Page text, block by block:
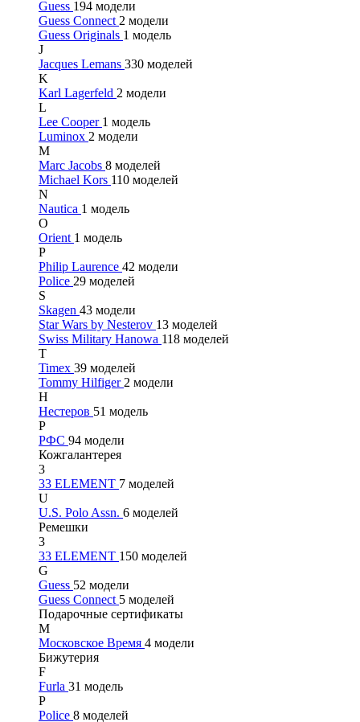
Guess 194 модели
Guess Connect 2 модели
Guess Originals 1 модель
J
Jacques Lemans 330 моделей
K
Karl Lagerfeld 2 модели
L
Lee Cooper 1 модель
Luminox 2 модели
M
Marc Jacobs 8 моделей
Michael Kors 110 моделей
N
Nautica 1 модель
O
Orient 1 модель
P
Philip Laurence 42 модели
Police 29 моделей
S
Skagen 43 модели
Star Wars by Nesterov 13 моделей
Swiss Military Hanowa 118 моделей
T
Timex 39 моделей
Tommy Hilfiger 2 модели
Н
Нестеров 51 модель
Р
РФС 94 модели
Кожгалантерея
3
33 ELEMENT 7 моделей
U
U.S. Polo Assn. 6 моделей
Ремешки
3
33 ELEMENT 150 моделей
G
Guess 52 модели
Guess Connect 5 моделей
Подарочные сертификаты
М
Московское Время 4 модели
Бижутерия
F
Furla 31 модель
P
Police 8 моделей